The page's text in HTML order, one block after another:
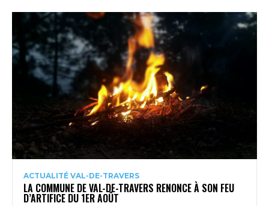
ACTUALITÉ VAL-DE-TRAVERS
LA COMMUNE DE VAL-DE-TRAVERS RENONCE À SON FEU
D’ARTIFICE DU 1ER AOÛT